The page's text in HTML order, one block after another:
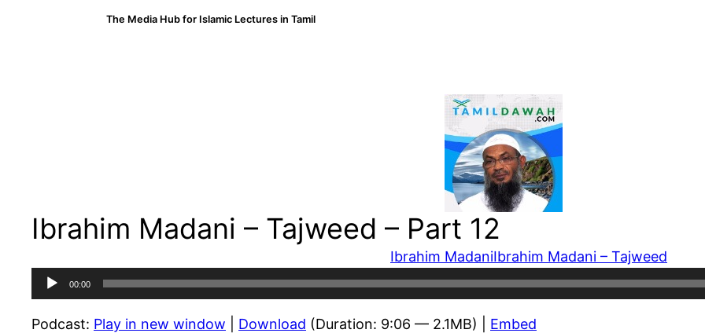
The Media Hub for Islamic Lectures in Tamil
Ibrahim Madani – Tajweed – Part 12
Ibrahim MadaniIbrahim Madani – Tajweed
Audio
Player
00:00
Podcast: Play in new window Download (Duration: 9:06 — 2.1MB) | Embed